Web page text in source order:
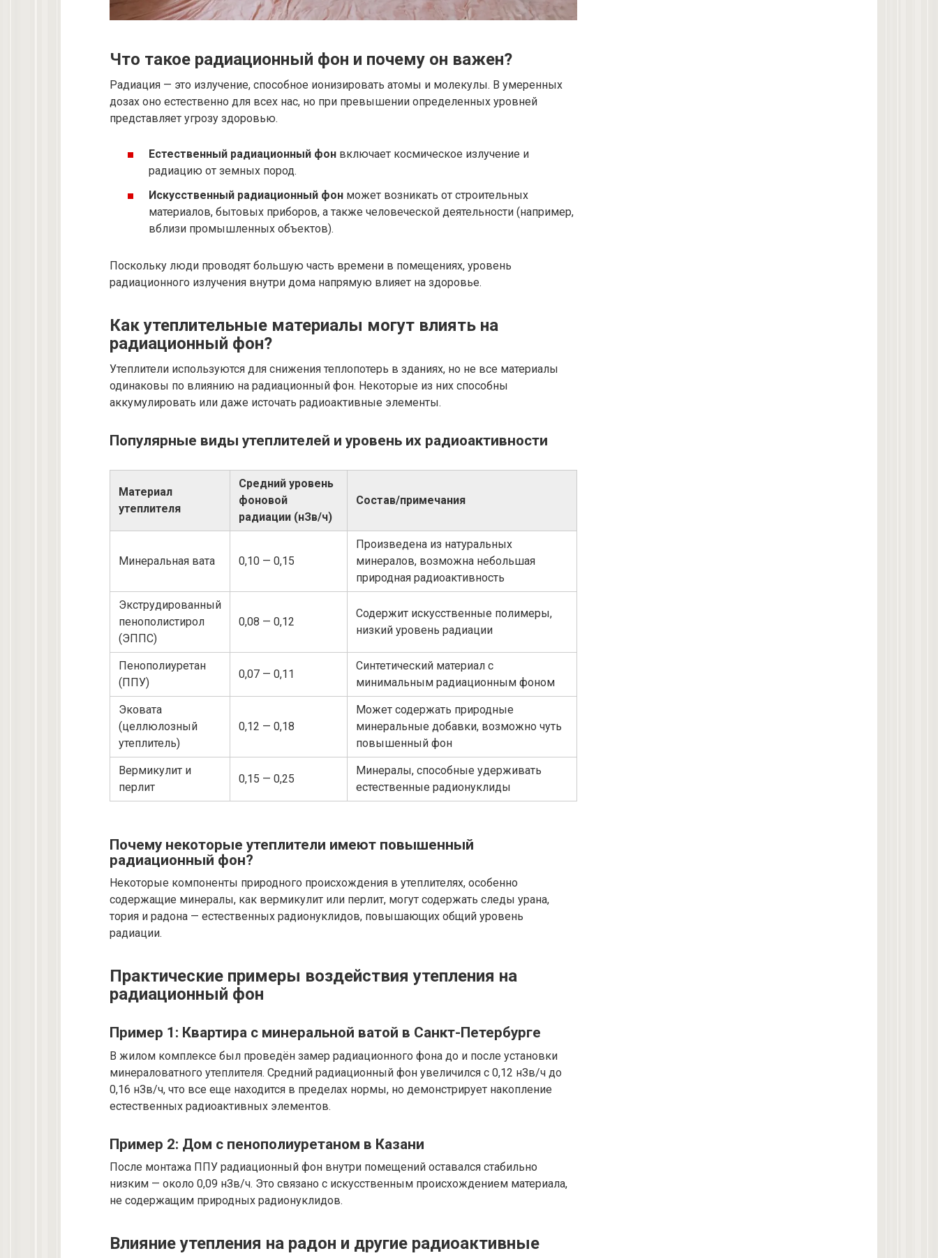
Что такое радиационный фон и почему он важен?
Радиация — это излучение, способное ионизировать атомы и молекулы. В умеренных
дозах оно естественно для всех нас, но при превышении определенных уровней
представляет угрозу здоровью.
Естественный радиационный фон включает космическое излучение и
радиацию от земных пород.
Искусственный радиационный фон может возникать от строительных
материалов, бытовых приборов, а также человеческой деятельности (например,
вблизи промышленных объектов).
Поскольку люди проводят большую часть времени в помещениях, уровень
радиационного излучения внутри дома напрямую влияет на здоровье.
Как утеплительные материалы могут влиять на
радиационный фон?
Утеплители используются для снижения теплопотерь в зданиях, но не все материалы
одинаковы по влиянию на радиационный фон. Некоторые из них способны
аккумулировать или даже источать радиоактивные элементы.
Популярные виды утеплителей и уровень их радиоактивности
Материал
утеплителя
Средний уровень
фоновой
радиации (нЗв/ч)
Состав/примечания
Минеральная вата 0,10 — 0,15
Произведена из натуральных
минералов, возможна небольшая
природная радиоактивность
Экструдированный
пенополистирол
(ЭППС)
0,08 — 0,12
Содержит искусственные полимеры,
низкий уровень радиации
Пенополиуретан
(ППУ)
0,07 — 0,11
Синтетический материал с
минимальным радиационным фоном
Эковата
(целлюлозный
утеплитель)
0,12 — 0,18
Может содержать природные
минеральные добавки, возможно чуть
повышенный фон
Вермикулит и
перлит
0,15 — 0,25
Минералы, способные удерживать
естественные радионуклиды
Почему некоторые утеплители имеют повышенный
радиационный фон?
Некоторые компоненты природного происхождения в утеплителях, особенно
содержащие минералы, как вермикулит или перлит, могут содержать следы урана,
тория и радона — естественных радионуклидов, повышающих общий уровень
радиации.
Практические примеры воздействия утепления на
радиационный фон
Пример 1: Квартира с минеральной ватой в Санкт-Петербурге
В жилом комплексе был проведён замер радиационного фона до и после установки
минераловатного утеплителя. Средний радиационный фон увеличился с 0,12 нЗв/ч до
0,16 нЗв/ч, что все еще находится в пределах нормы, но демонстрирует накопление
естественных радиоактивных элементов.
Пример 2: Дом с пенополиуретаном в Казани
После монтажа ППУ радиационный фон внутри помещений оставался стабильно
низким — около 0,09 нЗв/ч. Это связано с искусственным происхождением материала,
не содержащим природных радионуклидов.
Влияние утепления на радон и другие радиоактивные